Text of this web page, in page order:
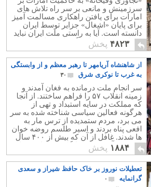
سرزمینش و مانعی بر سر راه تلاش‌ های
امارات برای یافتن راهکاری مسالمت آمیز
برای پایان «اشغال» جزایر توسط ایران
دانسته است. آیا به راستی ملت ایران نباید
برخاسته و پاسخ این گستاخی را بدهند؟
۴۸۲۳ پخش
از شاهنشاه آریامهر تا رهبر معظم و از وابستگی
به غرب تا نوکری شرق
۳۰
سر انجام ملت درمانده به فغان آمدند و
زمینه انقلاب ۵۷ را فراهم ساختند. از آنجا
که مملکت در سایه استبداد و تهی از
هرگونه فعالین سیاسی شناخته شده به سر
می برد، مردم ستمدیده از ترس مار به
افعی پناه بردند و اسیر طلسم روضه خوان
ها شدند. غافل از آن که بیش از ۴۰۰ سال
است که آخوند پرچم انگلیس را با خود دارد.
۱۸۸۴ پخش
تعطیلات نوروز بر خاک حافظ شیراز و سعدی
گرانمایه
۰